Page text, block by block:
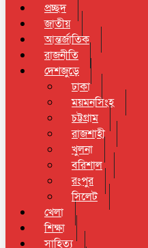
প্রচ্ছদ
জাতীয়
আন্তর্জাতিক
রাজনীতি
দেশজুড়ে
ঢাকা
ময়মনসিংহ
চট্টগ্রাম
রাজশাহী
খুলনা
বরিশাল
রংপুর
সিলেট
খেলা
শিক্ষা
সাহিত্য